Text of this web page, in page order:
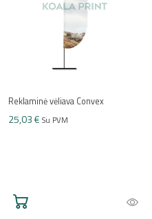
Reklaminė vėliava Convex
25,03 € Su PVM